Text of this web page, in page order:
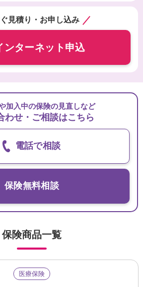
見積り・お申し込み
ンターネット申込
加入中の保険の見直しなど
わせ・ご相談はこちら
電話で相談
保険無料相談
保険商品一覧
医療保険